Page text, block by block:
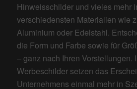
Hinweisschilder und vieles mehr
verschiedensten Materialien wie
Aluminium oder Edelstahl.
die Form und Farbe sowie für
– ganz nach Ihren Vorstellungen.
Werbeschilder setzen das
Unternehmens einmal mehr in